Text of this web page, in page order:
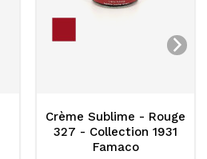
Crème Sublime - Rouge
327 - Collection 1931